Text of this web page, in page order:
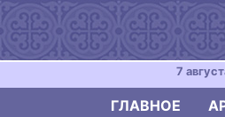
7
ГЛАВНОЕ